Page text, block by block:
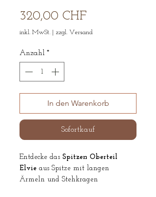
320,00 CHF
inkl. MwSt. | zzgl. Versand
Anzahl *
In den Warenkorb
Sofortkauf
Entdecke das Spitzen Oberteil
Elvie aus Spitze mit langen
Ärmeln und Stehkragen